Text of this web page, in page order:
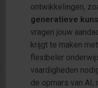
ontwikkelingen,
generatieve
vragen jouw
krijgt te maken
flexibeler
vaardigheden
de opmars van AI,